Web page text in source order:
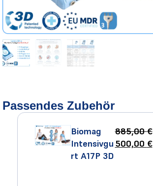
Passendes Zubehör
Biomag
Intensivgu
rt A17P 3D
885,00€
500,00 €